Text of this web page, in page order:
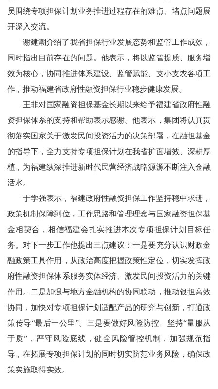
员围绕专项担保计划业务推进过程存在的难点、堵点问题展
开深入交流。
谢建潮介绍了我省担保行业发展态势和监管工作成效，
同时指出目前存在的问题。他表示，将以监管提质、服务增
效为核心，协同推进体系建设、监管赋能、支小支农各项工
作，推动福建省政府性融资担保行业稳步健康发展。
王非对国家融资担保基金长期以来给予福建省政府性融
资担保体系的支持和帮助表示感谢。他表示，集团将认真贯
彻落实国家关于激发民间投资活力的决策部署，在融担基金
的指导下，全力支持专项担保计划在我省扩面增效、深耕厚
植，为福建纵深推进新时代民营经济战略源源不断注入金融
活水。
于学强表示，福建政府性融资担保工作坚持稳中求进，
政策机制保障到位，工作思路和管理理念与国家融资担保基
金相契合，相信福建会扎实推进本次专项担保计划目标任
务。对下一步工作他提出三点建议：一是要充分认识财政金
融政策工具作用，从政治高度把握政策性定位，切实发挥政
府性融资担保体系服务实体经济、激发民间投资活力的关键
作用。二是加强与地方金融机构的协同联动，推动银担高效
协同，加快对专项担保计划适配产品的研究与创新，打通政
策传导“最后一公里”。三是要做好风险防控，坚持“量服从
于质”，严守风险底线，健全风险管控机制，加强规范指
导，在拓展专项担保计划的同时切实防范业务风险，确保政
策实施取得实效。